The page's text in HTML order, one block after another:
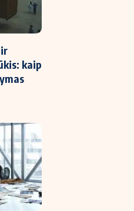
kaip